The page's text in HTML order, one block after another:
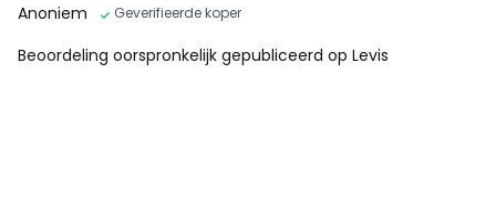
Anoniem
Geverifieerde koper
Beoordeling oorspronkelijk gepubliceerd op Levis